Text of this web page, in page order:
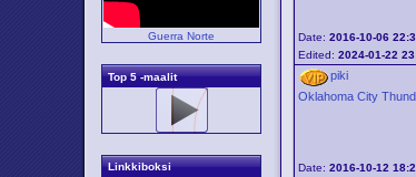
Guerra Norte
Top 5 -maalit
Linkkiboksi
Date:2016-10-06
Edited:2024-01-22
piki
Oklahoma City
Date:2016-10-12